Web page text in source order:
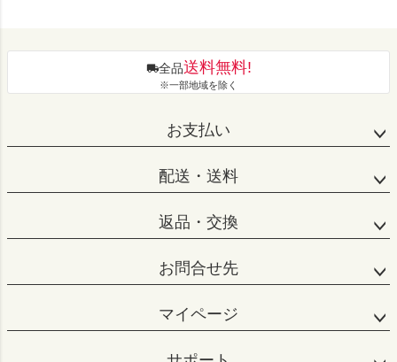
全品送料無料!
※一部地域を除く
お支払い
配送・送料
返品・交換
お問合せ先
マイページ